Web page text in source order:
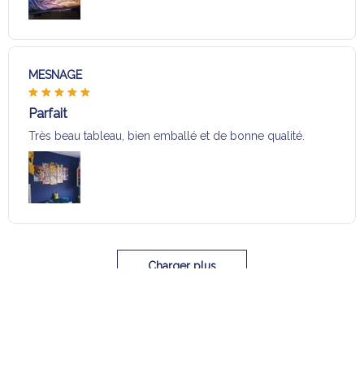
MESNAGE
Parfait
Très beau tableau, bien emballé et de bonne qualité.
Charger plus